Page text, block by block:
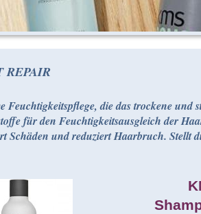
REPAIR
Feuchtigkeitspflege, die das trockene und
für den Feuchtigkeitsausgleich der
Schäden und reduziert Haarbruch. Stellt